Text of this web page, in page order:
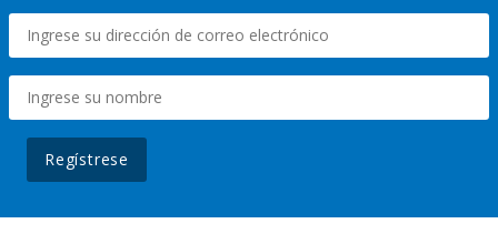
Regístrese